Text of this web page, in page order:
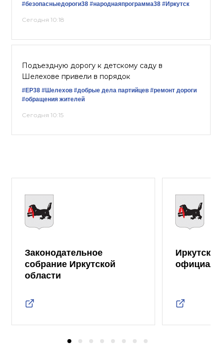
#безопасныедороги38 #народнаяпрограмма38 #Иркутск
Сегодня 10:18
Подъездную дорогу к детскому саду в
Шелехове привели в порядок
#ЕР38 #Шелехов #добрые дела партийцев #ремонт дороги
#обращения жителей
Сегодня 10:15
Законодательное
собрание Иркутской
области